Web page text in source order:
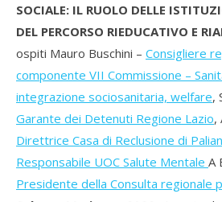
SOCIALE: IL RUOLO DELLE
DEL PERCORSO RIEDUCATIVO E
ospiti Mauro Buschini – Consigliere
componente VII Commissione –
integrazione sociosanitaria, welfare,
Garante dei Detenuti Regione Lazio,
Direttrice Casa di Reclusione di
Responsabile UOC Salute Mentale A
Presidente della Consulta regionale